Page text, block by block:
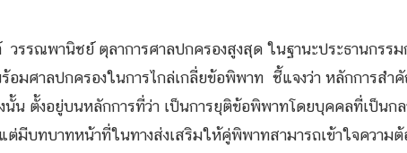
รรณพานิชย์ ตุลาการศาลปกครองสูงสุด ในฐานะประธานกรร
อมศาลปกครองในการไกล่เกลี่ยข้อพิพาท ชี้แจงว่า หลักการสำ
น ตั้งอยู่บนหลักการที่ว่า เป็นการยุติข้อพิพาทโดยบุคคลที่เป็นก
ต่มีบทบาทหน้าที่ในทางส่งเสริมให้คู่พิพาทสามารถเข้าใจความต้